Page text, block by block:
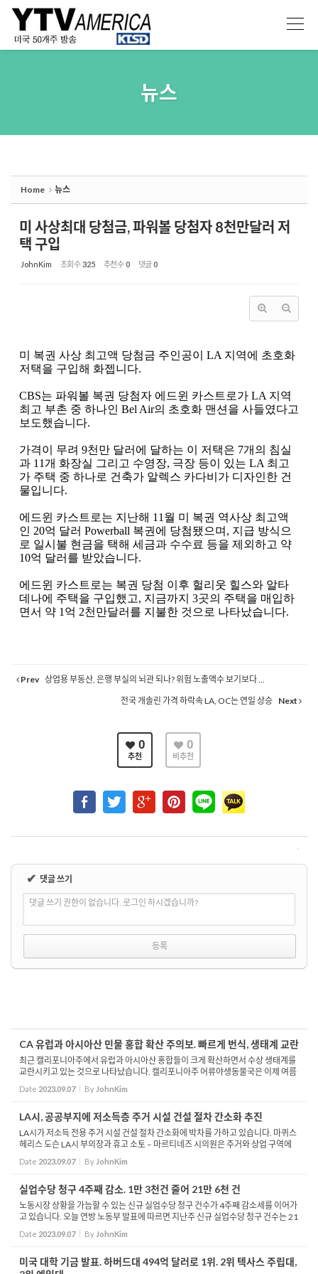
뉴스
Home 뉴스
미 사상최대 당첨금, 파워볼 당첨자 8천만달러 저
택 구입
JohnKim 조회 수325 추천 수0 댓글0
미 복권 사상 최고액 당첨금 주인공이 LA 지역에 초호화
저택을 구입해 화젭니다.
CBS는 파워볼 복권 당첨자 에드윈 카스트로가 LA 지역
최고 부촌 중 하나인 Bel Air의 초호화 맨션을 사들였다고
보도했습니다.
가격이 무려 9천만 달러에 달하는 이 저택은 7개의 침실
과 11개 화장실 그리고 수영장, 극장 등이 있는 LA 최고
가 주택 중 하나로 건축가 알렉스 카다비가 디자인한 건
물입니다.
에드윈 카스트로는 지난해 11 월 미 복권 역사상 최고액
인 20억 달러 Powerball 복권에 당첨됐으며 , 지급 방식으
로 일시불 현금을 택해 세금과 수수료 등을 제외하고 약
10억 달러를 받았습니다.
에드윈 카스트로는 복권 당첨 이후 헐리웃 힐스와 알타
데나에 주택을 구입했고, 지금까지 3곳의 주택을 매입하
면서 약 1 억 2천만달러를 지불한 것으로 나타났습니다.
Prev 상업용 부동산, 은행 부실의 뇌관 되나? 위험 노출액수 보기보다 ...
전국 개솔린 가격 하락속 LA, OC는 연일 상승 Next
0
추천
0
비추천
✔ 댓글 쓰기
댓글 쓰기 권한이 없습니다. 로그인 하시겠습니까?
CA 유럽과 아시아산 민물 홍합 확산 주의보. 빠르게 번식, 생태계 교란
최근 캘리포니아주에서 유럽과 아시아산 홍합들이 크게 확산하면서 수상 생태계를
교란시키고 있는 것으로 나타났습니다. 캘리포니아주 어류야생동물국은 이제 여름
이 지나 보트를 타는 시즌도 거의 끝나가고 있는 상황이라며 꼼꼼하게 보트를 관리
를 할 것을...
Date 2023.09.07 By JohnKim
LA시, 공공부지에 저소득층 주거 시설 건설 절차 간소화 추진
LA시가 저소득 전용 주거 시설 건설 절차 간소화에 박차를 가하고 있습니다. 마퀴스
헤리스 도슨 LA시 부의장과 휴고 소토 – 마르티네즈 시의원은 주거와 상업 구역에
위치한 공공 부지에 저소득 전용 주거 시설을 건설할 때 뒤따르는 절차를 간소화한...
Date 2023.09.07 By JohnKim
실업수당 청구 4주째 감소. 1만 3천건 줄어 21만 6천 건
노동시장 상황을 가늠할 수 있는 신규 실업수당 청구 건수가 4주째 감소세를 이어가
고 있습니다. 오늘 연방 노동부 발표에 따르면 지난주 신규 실업수당 청구 건수는 21
만 6천건으로 전주 대비 1만 3천건 줄었습니다. 이는 지난 2월 둘째주 이후 7개월 만
에 ...
Date 2023.09.07 By JohnKim
미국 대학 기금 발표. 하버드대 494억 달러로 1위. 2위 텍사스 주립대,